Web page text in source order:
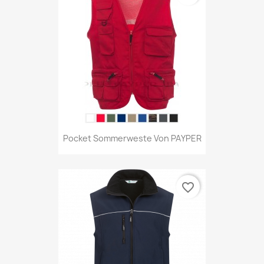
Pocket Sommerweste Von PAYPER
favorite_border